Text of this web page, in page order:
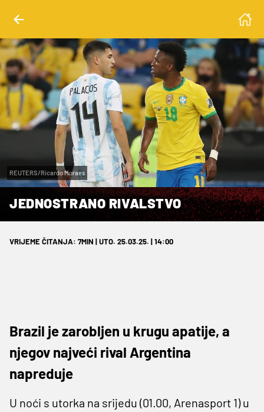
REUTERS/Ricardo Moraes
JEDNOSTRANO RIVALSTVO
VRIJEME ČITANJA: 7MIN | UTO. 25.03.25. | 14:00
Brazil je zarobljen u krugu apatije, a
njegov najveći rival Argentina
napreduje
U noći s utorka na srijedu (01.00, Arenasport 1) u